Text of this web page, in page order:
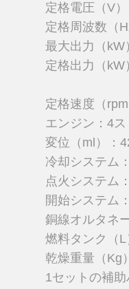
定格電圧（V
定格周波数（
最大出力（kW
定格出力（kW
定格速度（
エンジン：4
変位（ml）：
冷却システム
点火システム
開始システム
銅線オルタネ
燃料タンク（L
乾燥重量（Kg
1セットの補